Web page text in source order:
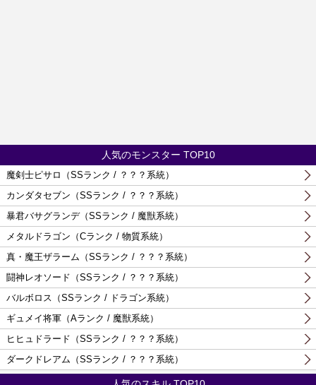
人気のモンスター TOP10
魔剣士ピサロ（SSランク / ？？？系統）
カンダタセブン（SSランク / ？？？系統）
暴君バサグランデ（SSランク / 魔獣系統）
メタルドラゴン（Cランク / 物質系統）
真・魔王ザラーム（SSランク / ？？？系統）
闘神レオソード（SSランク / ？？？系統）
バルボロス（SSランク / ドラゴン系統）
ギュメイ将軍（Aランク / 魔獣系統）
ヒヒュドラード（SSランク / ？？？系統）
ダークドレアム（SSランク / ？？？系統）